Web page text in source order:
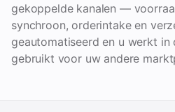
gekoppelde kanalen —
synchroon, orderintake en
geautomatiseerd en u werkt
gebruikt voor uw andere